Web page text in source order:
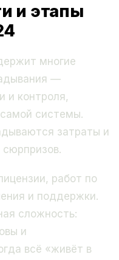
и этапы
многие
—
и контроля,
системы.
затраты и
сюрпризов.
работ по
и поддержки.
сложность:
и
всё «живёт в